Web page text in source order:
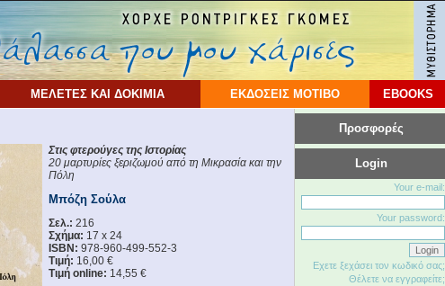
ΜΕΛΕΤΕΣ ΚΑΙ ΔΟΚΙΜΙΑ ΕΚΔΟΣΕΙΣ ΜΟΤΙΒΟ EBOOKS
Στις φτερούγες της Ιστορίας
20 μαρτυρίες ξεριζωμού από τη Μικρασία και την
Πόλη
Μπόζη Σούλα
Σελ.: 216
Σχήμα: 17 x 24
ISBN: 978-960-499-552-3
Τιμή: 16,00 €
Τιμή online: 14,55 €
Προσφορές
Login
Your e-mail:
Your password:
Εχετε ξεχάσει τον κωδικό σας;
Θέλετε να εγγραφείτε;